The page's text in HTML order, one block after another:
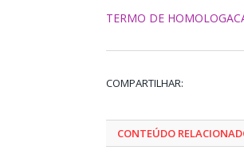
TERMO DE
COMPARTILHAR:
CONTEÚDO